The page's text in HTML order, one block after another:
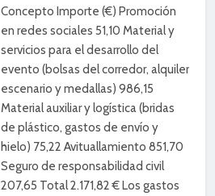
Concepto Importe (€) Promoción
en redes sociales 51,10 Material y
servicios para el desarrollo del
evento (bolsas del corredor, alquiler
escenario y medallas) 986,15
Material auxiliar y logística (bridas
de plástico, gastos de envío y
hielo) 75,22 Avituallamiento 851,70
Seguro de responsabilidad civil
207,65 Total 2.171,82 € Los gastos